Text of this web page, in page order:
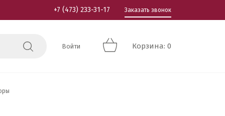
+7 (473) 233-31-17 Заказать звонок
Войти Корзина: 0